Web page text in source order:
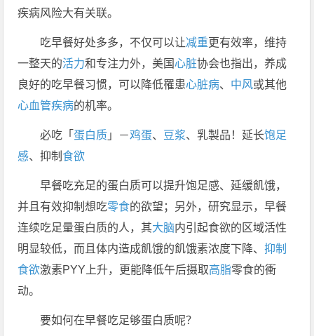
疾病风险大有关联。
吃早餐好处多多，不仅可以让减重更有效率，维持
一整天的活力和专注力外，美国 心脏协会也指出，养成
良好的吃早餐习惯，可以降低罹患心脏病、 中风或其他
心血管疾病的机率。
必吃「蛋白质 」－鸡蛋、 豆浆、乳製品！延长饱足
感、抑制食欲
早餐吃充足的蛋白质可以提升饱足感、延缓飢饿，
并且有效抑制想吃零食的欲望；另外，研究显示，早餐
连续吃足量蛋白质的人，其大脑内引起食欲的区域活性
明显较低，而且体内造成飢饿的飢饿素浓度下降、抑制
食欲激素PYY上升，更能降低午后摄取高脂零食的衝
动。
要如何在早餐吃足够蛋白质呢？